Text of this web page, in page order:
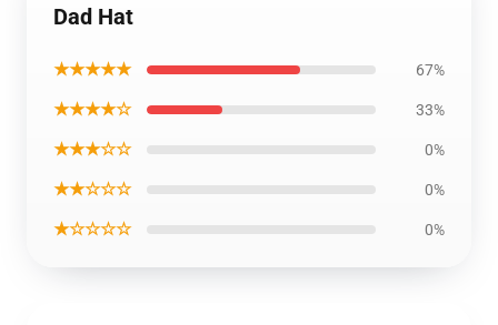
Dad Hat
★★★★★ 67%
★★★★☆ 33%
★★★☆☆ 0%
★★☆☆☆ 0%
★☆☆☆☆ 0%